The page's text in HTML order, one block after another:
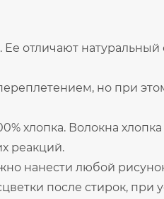
отличают натуральный
но при
хлопка. Волокна
реакций.
нанести любой
после стирок, при